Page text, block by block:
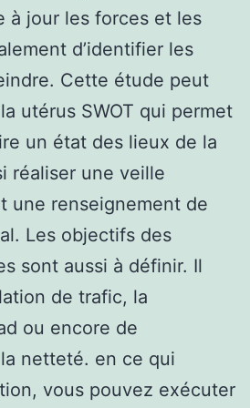
à jour les forces et les
d’identifier les
Cette étude peut
utérus SWOT qui permet
un état des lieux de la
réaliser une veille
une renseignement de
Les objectifs des
sont aussi à définir. Il
de trafic, la
ou encore de
netteté. en ce qui
vous pouvez exécuter